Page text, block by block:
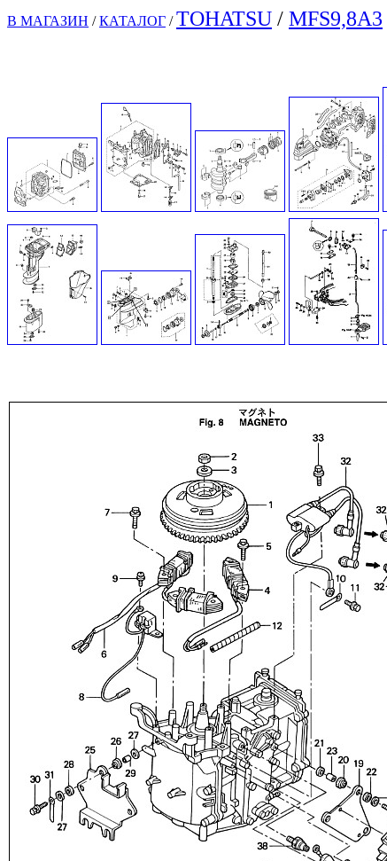
В МАГАЗИН / КАТАЛОГ /TOHATSU / MFS9,8A3